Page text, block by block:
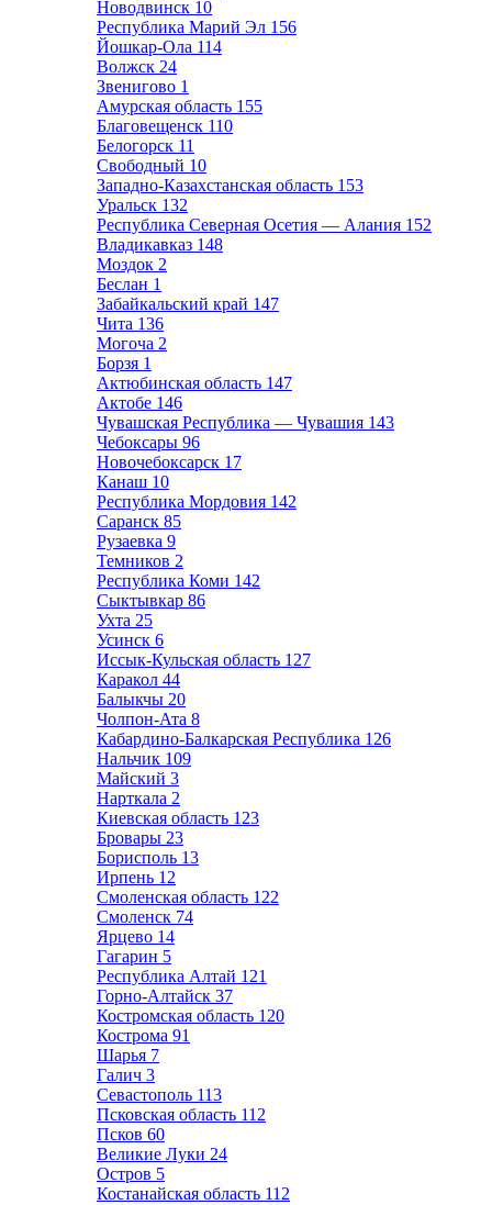
Новодвинск 10
Республика Марий Эл 156
Йошкар-Ола 114
Волжск 24
Звенигово 1
Амурская область 155
Благовещенск 110
Белогорск 11
Свободный 10
Западно-Казахстанская область 153
Уральск 132
Республика Северная Осетия — Алания 152
Владикавказ 148
Моздок 2
Беслан 1
Забайкальский край 147
Чита 136
Могоча 2
Борзя 1
Актюбинская область 147
Актобе 146
Чувашская Республика — Чувашия 143
Чебоксары 96
Новочебоксарск 17
Канаш 10
Республика Мордовия 142
Саранск 85
Рузаевка 9
Темников 2
Республика Коми 142
Сыктывкар 86
Ухта 25
Усинск 6
Иссык-Кульская область 127
Каракол 44
Балыкчы 20
Чолпон-Ата 8
Кабардино-Балкарская Республика 126
Нальчик 109
Майский 3
Нарткала 2
Киевская область 123
Бровары 23
Борисполь 13
Ирпень 12
Смоленская область 122
Смоленск 74
Ярцево 14
Гагарин 5
Республика Алтай 121
Горно-Алтайск 37
Костромская область 120
Кострома 91
Шарья 7
Галич 3
Севастополь 113
Псковская область 112
Псков 60
Великие Луки 24
Остров 5
Костанайская область 112